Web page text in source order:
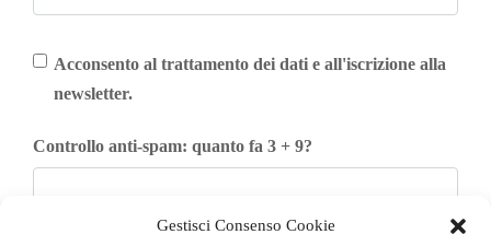
Gestisci Consenso Cookie
Acconsento al trattamento dei dati e all'iscrizione alla
newsletter.
Controllo anti-spam: quanto fa 3 + 9?